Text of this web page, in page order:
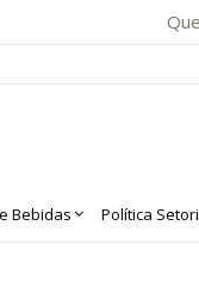
Bebidas Política